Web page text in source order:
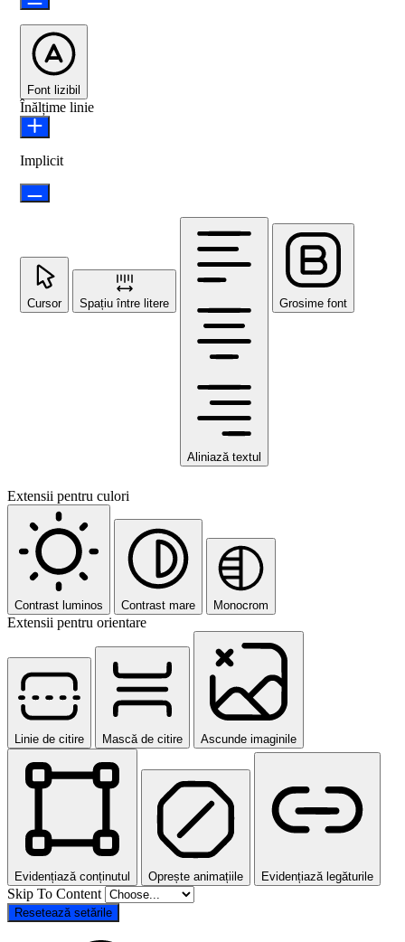
Font lizibil
Înălțime linie
Implicit
Cursor Spațiu între litere
Aliniază textul
Grosime font
Extensii pentru culori
Contrast luminos Contrast mare Monocrom
Extensii pentru orientare
Linie de citire Mască de citire Ascunde imaginile
Evidențiază conținutul Oprește animațiile Evidențiază legăturile
Skip To Content
Resetează setările